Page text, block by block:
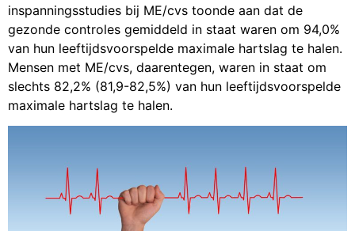
inspanningsstudies bij ME/cvs toonde aan dat de
gezonde controles gemiddeld in staat waren om 94,0%
van hun leeftijdsvoorspelde maximale hartslag te halen.
Mensen met ME/cvs, daarentegen, waren in staat om
slechts 82,2% (81,9-82,5%) van hun leeftijdsvoorspelde
maximale hartslag te halen.